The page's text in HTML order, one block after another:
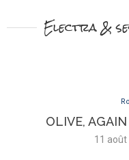
Electra &
OLIVE,
11 août